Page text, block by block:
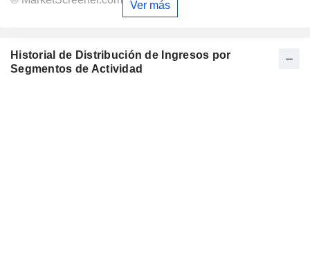
Ver más
Historial de Distribución de Ingresos por
Segmentos de Actividad